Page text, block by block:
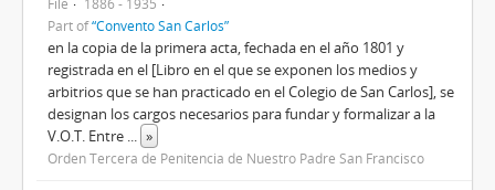
Part of“Convento San Carlos”
en la copia de la primera acta, fechada en el año 1801 y
registrada en el [Libro en el que se exponen los medios y
arbitrios que se han practicado en el Colegio de San Carlos], se
designan los cargos necesarios para fundar y formalizar a la
V.O.T. Entre ... »
Orden Tercera de Penitencia de Nuestro Padre San Francisco